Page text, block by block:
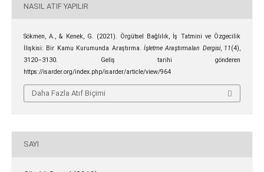
NASIL ATIF YAPILIR
Sökmen, A., & Kenek, G. (2021). Örgütsel Bağlılık, İş Tatmini ve Özgecilik
İlişkisi: Bir Kamu Kurumunda Araştırma. İşletme Araştırmaları Dergisi, 11(4),
3120–3130. Geliş tarihi gönderen
https://isarder.org/index.php/isarder/article/view/964
Daha Fazla Atıf Biçimi
SAYI